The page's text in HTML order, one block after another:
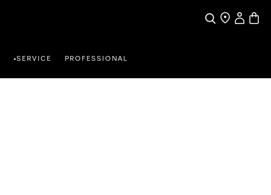
SucheHändlersuche
•SERVICE PROFESSIONAL